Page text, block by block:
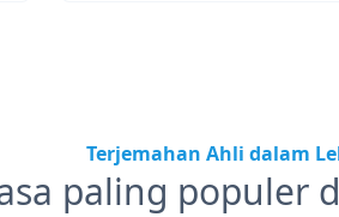
Terjemahan Ahli dalam
paling populer